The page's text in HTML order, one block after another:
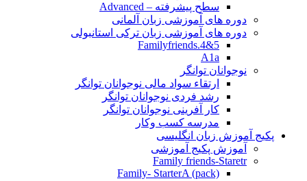
سطح پیشرفته – Advanced
دوره های آموزشی زبان آلمانی
دوره های آموزشی زبان ترکی استانبولی
Familyfriends.4&5
A1a
نوجوانان توانگر
ارتقاء سواد مالی نوجوانان توانگر
رشد فردی نوجوانان توانگر
کار آفرینی نوجوانان توانگر
مدرسه کسب وکار
پکیج آموزش زبان انگلیسی
آموزش پکیج آموزشی
Family friends-Staretr
Family- StarterA (pack)